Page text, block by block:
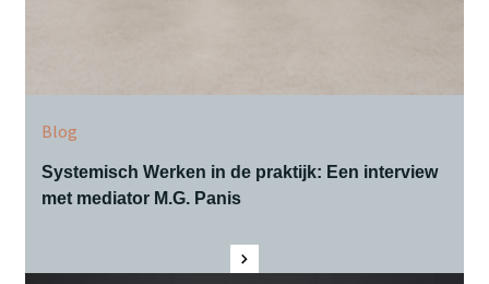
Blog
Systemisch Werken in de praktijk: Een interview
met mediator M.G. Panis